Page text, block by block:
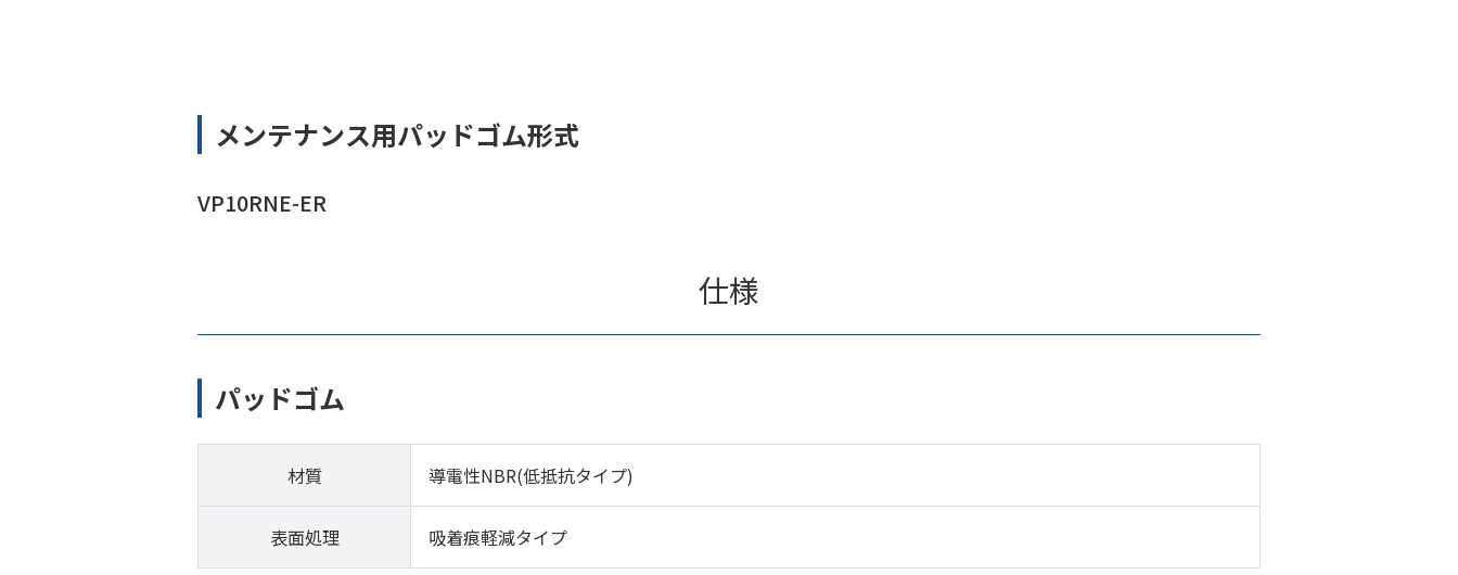
メンテナンス用パッドゴム形式
VP10RNE-ER
仕様
パッドゴム
材質 導電性NBR(低抵抗タイプ)
表面処理 吸着痕軽減タイプ